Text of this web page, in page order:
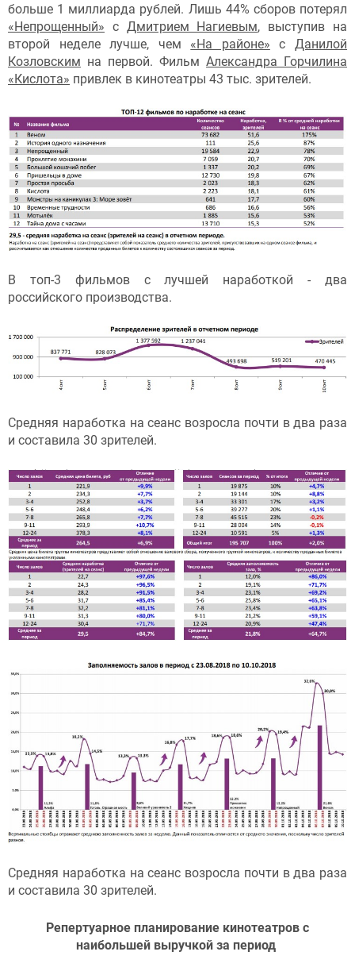
больше 1 миллиарда рублей. Лишь 44% сборов потерял
«Непрощенный» с Дмитрием Нагиевым, выступив на
второй неделе лучше, чем «На районе» сДанилой
Козловским на первой. Фильм Александра Горчилина
«Кислота» привлек в кинотеатры 43 тыс. зрителей.
В топ-3 фильмов с лучшей наработкой - два
российского производства.
Средняя наработка на сеанс возросла почти в два раза
и составила 30 зрителей.
Средняя наработка на сеанс возросла почти в два раза
и составила 30 зрителей.
Репертуарное планирование кинотеатров с
наибольшей выручкой за период